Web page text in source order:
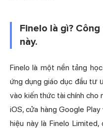
Finelo là gì?
này.
Finelo là một nền tảng
ứng dụng giáo dục đầu tư
vào kiến thức tài chính
iOS, cửa hàng Google
hiệu này là Finelo